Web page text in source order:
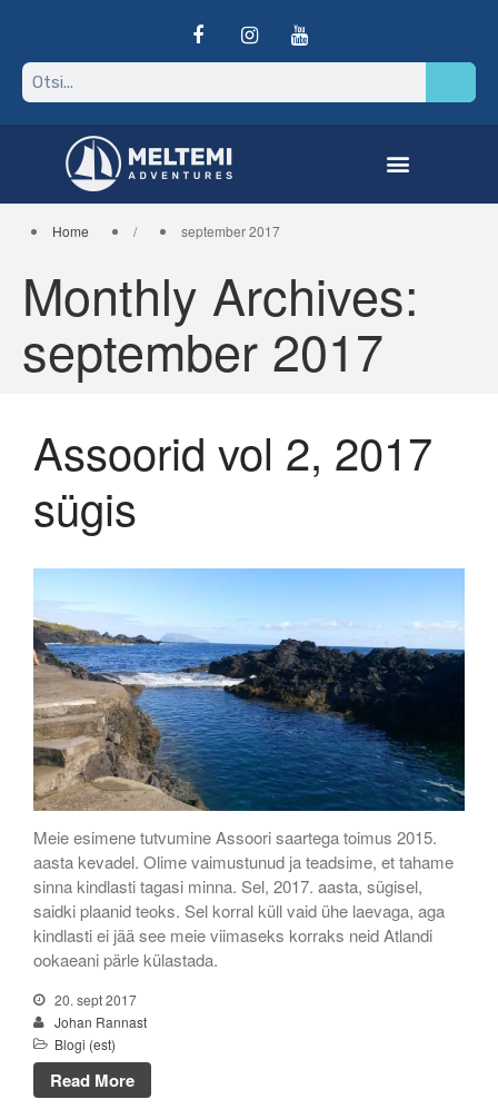
Purjereis Vanuatule, Vaikse
ookeani avastamata
paradiisi
Reisitingimused
India ookeani pärl –
jaanuar 2025
aprill 2024
jaanuar 2024
november 2019
aprill 2019
oktoober 2018
märts 2018
september 2017
mai 2017
jaanuar 2017
Home / september 2017
Monthly Archives:
september 2017
Assoorid vol 2, 2017
sügis
Meie esimene tutvumine Assoori saartega toimus 2015.
aasta kevadel. Olime vaimustunud ja teadsime, et tahame
sinna kindlasti tagasi minna. Sel, 2017. aasta, sügisel,
saidki plaanid teoks. Sel korral küll vaid ühe laevaga, aga
kindlasti ei jää see meie viimaseks korraks neid Atlandi
ookaeani pärle külastada.
20. sept 2017
Johan Rannast
Blogi (est)
Read More